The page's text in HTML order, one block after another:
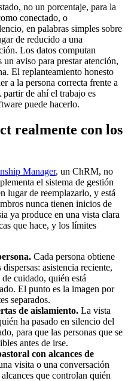
no un porcentaje, para la
conectado, o
en palabras simples sobre
de reducido a una
Los datos computan
aviso para prestar atención,
El replanteamiento honesto
a la persona correcta frente a
de ahí el trabajo es
puede hacerlo.
realmente con los
Manager, un ChRM, no
el sistema de gestión
lugar de reemplazarlo, y está
nunca tienen inicios de
ya produce en una vista clara
que hace, y los límites
Cada persona obtiene
asistencia reciente,
cuidado, quién está
El punto es la imagen por
separados.
de aislamiento. La vista
ha pasado en silencio del
para que las personas que se
antes de irse.
con alcances de
visita o una conversación
que controlan quién